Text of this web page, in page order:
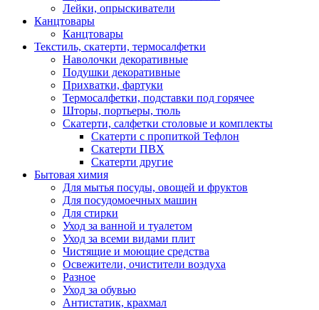
Лейки, опрыскиватели
Канцтовары
Канцтовары
Текстиль, скатерти, термосалфетки
Наволочки декоративные
Подушки декоративные
Прихватки, фартуки
Термосалфетки, подставки под горячее
Шторы, портьеры, тюль
Скатерти, салфетки столовые и комплекты
Скатерти с пропиткой Тефлон
Скатерти ПВХ
Скатерти другие
Бытовая химия
Для мытья посуды, овощей и фруктов
Для посудомоечных машин
Для стирки
Уход за ванной и туалетом
Уход за всеми видами плит
Чистящие и моющие средства
Освежители, очистители воздуха
Разное
Уход за обувью
Антистатик, крахмал